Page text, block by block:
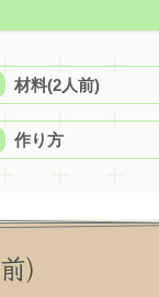
材料(2人前)
作り方
)